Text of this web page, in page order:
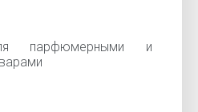
парфюмерными и